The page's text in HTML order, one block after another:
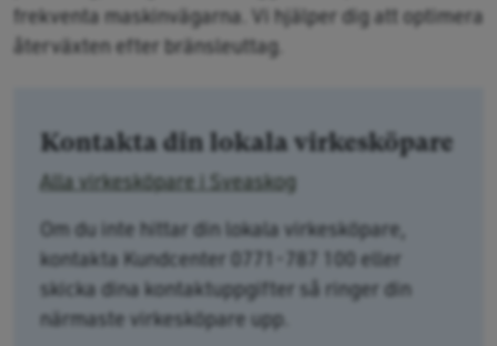
frekventa maskinvägarna. Vi hjälper dig att optimera
återväxten efter bränsleuttag.
Kontakta din lokala virkesköpare
Alla virkesköpare i Sveaskog
Om du inte hittar din lokala virkesköpare,
kontakta Kundcenter 0771-787 100 eller
skicka dina kontaktuppgifter så ringer din
närmaste virkesköpare upp.